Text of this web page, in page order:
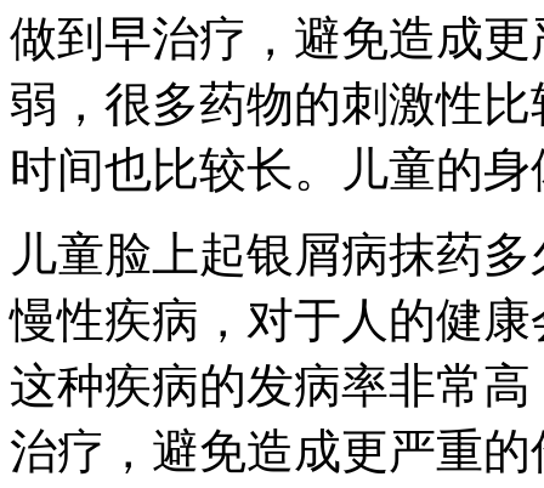
做到早治疗，避免造成
弱，很多药物的刺激性
时间也比较长。儿童的
儿童脸上起银屑病抹药
慢性疾病，对于人的健
这种疾病的发病率非常
治疗，避免造成更严重